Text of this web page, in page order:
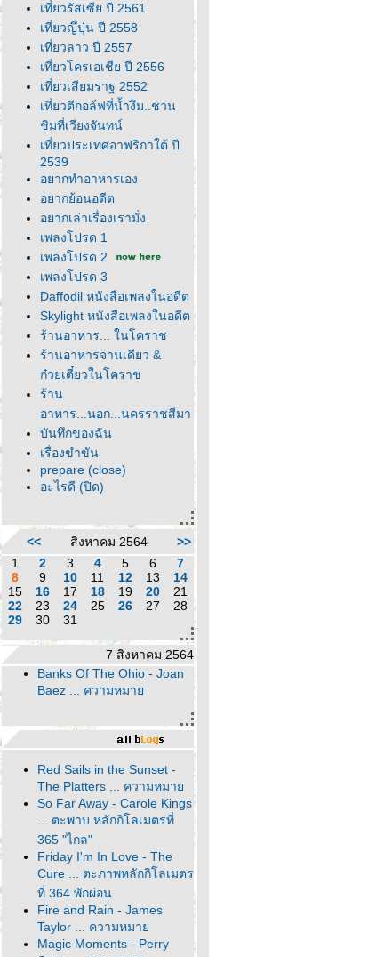
เที่ยวรัสเซีย ปี 2561
เที่ยวญึ่ปุ่น ปี 2558
เที่ยวลาว ปี 2557
เที่ยวโครเอเชีย ปี 2556
เที่ยวเสียมราฐ 2552
เที่ยวตีกอล์ฟที่น้ำงึม..ชวน
ชิมที่เวียงจันทน์
เที่ยวประเทศอาฟริกาใต้ ปี
2539
อยากทำอาหารเอง
อยากย้อนอดีต
อยากเล่าเรื่องเรามั่ง
เพลงโปรด 1
เพลงโปรด 2
เพลงโปรด 3
Daffodil หนังสือเพลงในอดีต
Skylight หนังสือเพลงในอดีต
ร้านอาหาร... ในโคราช
ร้านอาหารจานเดียว &
ก๋วยเตี๋ยวในโคราช
ร้าน
อาหาร...นอก...นครราชสีมา
บันทึกของฉัน
เรื่องขำขัน
prepare (close)
อะไรดี (ปิด)
<< สิงหาคม 2564
>>
1
2 3 4 5 6
7
8
9 10 11 12 13
14
15
16 17 18 19 20
21
22
23 24 25 26 27
28
29
30 31
7 สิงหาคม 2564
Banks Of The Ohio - Joan
Baez ... ความหมา
Red Sails in the Sunset -
The Platters ... ความหมา
So Far Away - Carole Kings
... ตะพาบ หลักกิโลเมตรที่
365 "ไกล"
Friday I'm In Love - The
Cure ... ตะภาพหลักกิโลเมตร
ที่ 364 พักผ่อน
Fire and Rain - James
Taylor ... ความหมา
Magic Moments - Perry